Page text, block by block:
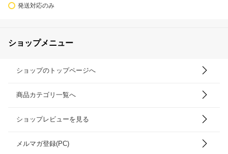
発送対応のみ
ショップメニュー
ショップのトップページへ
商品カテゴリ一覧へ
ショップレビューを見る
メルマガ登録(PC)